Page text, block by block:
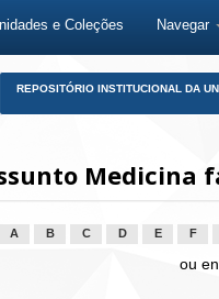
e Coleções Navegar
REPOSITÓRIO INSTITUCIONAL DA
Medicina
A B C D E F
ou